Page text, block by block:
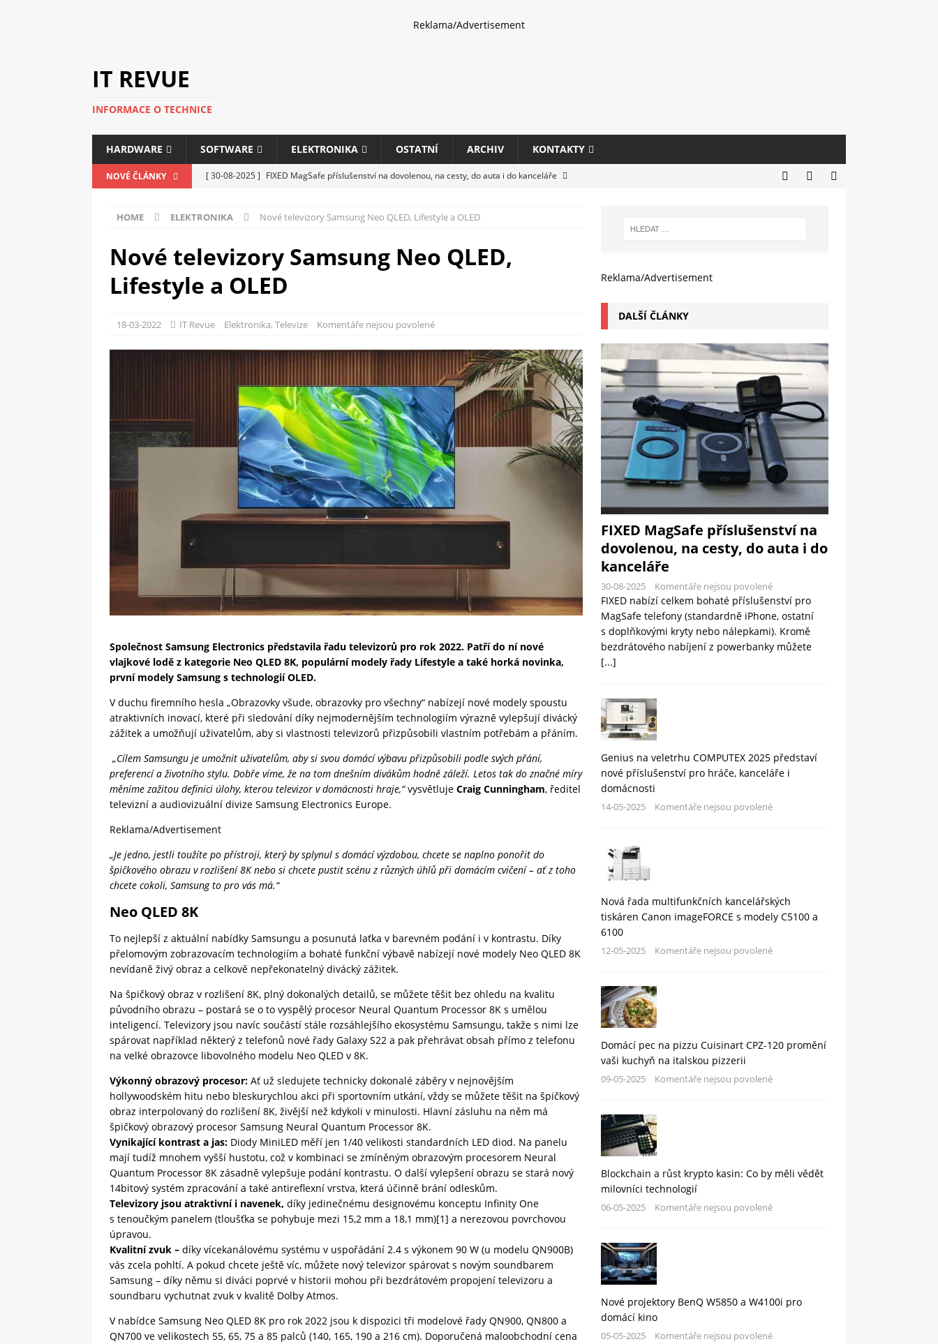
Reklama/Advertisement
IT REVUE
INFORMACE O TECHNICE
HARDWARE SOFTWARE ELEKTRONIKA OSTATNÍ ARCHIV KONTAKTY
NOVÉ ČLÁNKY [ 30-08-2025 ] FIXED MagSafe příslušenství na dovolenou, na cesty, do auta i do kanceláře
[ 14-05-2025 ] Genius na veletrhu COMPUTEX 2025 představí nové příslušenství pro hráče,
kanceláře i domácnosti
Nová řada multifunkčních kancelářských tiskáren Canon imageFORCE s modely
C5100 a 6100
PERIFERIE
Blockchain a růst krypto kasin: Co by měli vědět milovníci technologií
SOFTWARE
HOME ELEKTRONIKA Nové televizory Samsung Neo QLED, Lifestyle a OLED
Nové televizory Samsung Neo QLED,
Lifestyle a OLED
18-03-2022 IT Revue Elektronika, Televize Komentáře nejsou povolené
Společnost Samsung Electronics představila řadu televizorů pro rok 2022. Patří do ní nové
vlajkové lodě z kategorie Neo QLED 8K, populární modely řady Lifestyle a také horká novinka,
první modely Samsung s technologií OLED.
V duchu firemního hesla „Obrazovky všude, obrazovky pro všechny“ nabízejí nové modely spoustu
atraktivních inovací, které při sledování díky nejmodernějším technologiím výrazně vylepšují divácký
zážitek a umožňují uživatelům, aby si vlastnosti televizorů přizpůsobili vlastním potřebám a přáním.
„Cílem Samsungu je umožnit uživatelům, aby si svou domácí výbavu přizpůsobili podle svých přání,
preferencí a životního stylu. Dobře víme, že na tom dnešním divákům hodně záleží. Letos tak do značné míry
měníme zažitou definici úlohy, kterou televizor v domácnosti hraje,“vysvětluje Craig Cunningham, ředitel
televizní a audiovizuální divize Samsung Electronics Europe.
Reklama/Advertisement
„Je jedno, jestli toužíte po přístroji, který by splynul s domácí výzdobou, chcete se naplno ponořit do
špičkového obrazu v rozlišení 8K nebo si chcete pustit scénu z různých úhlů při domácím cvičení – ať z toho
chcete cokoli, Samsung to pro vás má.“
Neo QLED 8K
To nejlepší z aktuální nabídky Samsungu a posunutá laťka v barevném podání i v kontrastu. Díky
přelomovým zobrazovacím technologiím a bohaté funkční výbavě nabízejí nové modely Neo QLED 8K
nevídaně živý obraz a celkově nepřekonatelný divácký zážitek.
Na špičkový obraz v rozlišení 8K, plný dokonalých detailů, se můžete těšit bez ohledu na kvalitu
původního obrazu – postará se o to vyspělý procesor Neural Quantum Processor 8K s umělou
inteligencí. Televizory jsou navíc součástí stále rozsáhlejšího ekosystému Samsungu, takže s nimi lze
spárovat například některý z telefonů nové řady Galaxy S22 a pak přehrávat obsah přímo z telefonu
na velké obrazovce libovolného modelu Neo QLED v 8K.
Výkonný obrazový procesor: Ať už sledujete technicky dokonalé záběry v nejnovějším
hollywoodském hitu nebo bleskurychlou akci při sportovním utkání, vždy se můžete těšit na špičkový
obraz interpolovaný do rozlišení 8K, živější než kdykoli v minulosti. Hlavní zásluhu na něm má
špičkový obrazový procesor Samsung Neural Quantum Processor 8K.
Vynikající kontrast a jas: Diody MiniLED měří jen 1/40 velikosti standardních LED diod. Na panelu
mají tudíž mnohem vyšší hustotu, což v kombinaci se zmíněným obrazovým procesorem Neural
Quantum Processor 8K zásadně vylepšuje podání kontrastu. O další vylepšení obrazu se stará nový
14bitový systém zpracování a také antireflexní vrstva, která účinně brání odleskům.
Televizory jsou atraktivní i navenek, díky jedinečnému designovému konceptu Infinity One
s tenoučkým panelem (tloušťka se pohybuje mezi 15,2 mm a 18,1 mm)[1] a nerezovou povrchovou
úpravou.
Kvalitní zvuk – díky vícekanálovému systému v uspořádání 2.4 s výkonem 90 W (u modelu QN900B)
vás zcela pohltí. A pokud chcete ještě víc, můžete nový televizor spárovat s novým soundbarem
Samsung – díky němu si diváci poprvé v historii mohou při bezdrátovém propojení televizoru a
soundbaru vychutnat zvuk v kvalitě Dolby Atmos.
V nabídce Samsung Neo QLED 8K pro rok 2022 jsou k dispozici tři modelové řady QN900, QN800 a
QN700 ve velikostech 55, 65, 75 a 85 palců (140, 165, 190 a 216 cm). Doporučená maloobchodní cena
Reklama/Advertisement
DALŠÍ ČLÁNKY
FIXED MagSafe příslušenství na
dovolenou, na cesty, do auta i do
kanceláře
30-08-2025 Komentáře nejsou povolené
FIXED nabízí celkem bohaté příslušenství pro
MagSafe telefony (standardně iPhone, ostatní
s doplňkovými kryty nebo nálepkami). Kromě
bezdrátového nabíjení z powerbanky můžete
[...]
Genius na veletrhu COMPUTEX 2025 představí
nové příslušenství pro hráče, kanceláře i
domácnosti
14-05-2025 Komentáře nejsou povolené
Nová řada multifunkčních kancelářských
tiskáren Canon imageFORCE s modely C5100 a
6100
12-05-2025 Komentáře nejsou povolené
Domácí pec na pizzu Cuisinart CPZ-120 promění
vaši kuchyň na italskou pizzerii
09-05-2025 Komentáře nejsou povolené
Blockchain a růst krypto kasin: Co by měli vědět
milovníci technologií
06-05-2025 Komentáře nejsou povolené
Nové projektory BenQ W5850 a W4100i pro
domácí kino
05-05-2025 Komentáře nejsou povolené